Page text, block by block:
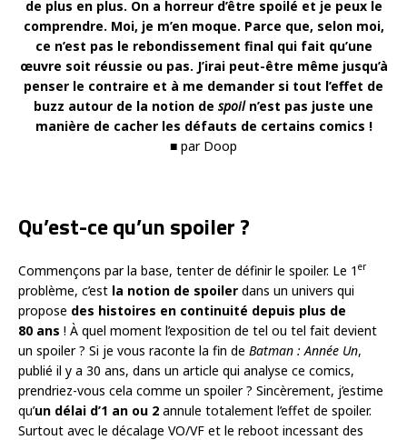
de plus en plus. On a horreur d’être spoilé et je peux le
comprendre. Moi, je m’en moque. Parce que, selon moi,
ce n’est pas le rebondissement final qui fait qu’une
œuvre soit réussie ou pas. J’irai peut-être même jusqu’à
penser le contraire et à me demander si tout l’effet de
buzz autour de la notion de spoiln’est pas juste une
manière de cacher les défauts de certains comics !
■ par Doop
Qu’est-ce qu’un spoiler ?
Commençons par la base, tenter de définir le spoiler. Le 1 er
problème, c’est la notion de spoiler dans un univers qui
propose des histoires en continuité depuis plus de
80 ans ! À quel moment l’exposition de tel ou tel fait devient
un spoiler ? Si je vous raconte la fin de Batman : Année Un,
publié il y a 30 ans, dans un article qui analyse ce comics,
prendriez-vous cela comme un spoiler ? Sincèrement, j’estime
qu’un délai d’1 an ou 2 annule totalement l’effet de spoiler.
Surtout avec le décalage VO/VF et le reboot incessant des